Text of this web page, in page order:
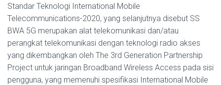
Standar Teknologi International Mobile
Telecommunications-2020, yang selanjutnya disebut SS
BWA 5G merupakan alat telekomunikasi dan/atau
perangkat telekomunikasi dengan teknologi radio akses
yang dikembangkan oleh The 3rd Generation Partnership
Project untuk jaringan Broadband Wireless Access pada sisi
pengguna, yang memenuhi spesifikasi International Mobile